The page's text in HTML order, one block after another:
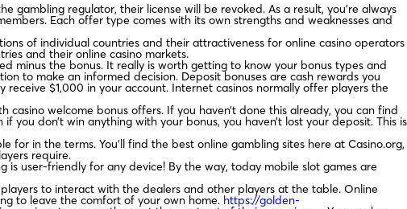
gambling regulator, their license will be revoked. As a result, you’re always
Each offer type comes with its own strengths and weaknesses and
of individual countries and their attractiveness for online casino operators
and their online casino markets.
minus the bonus. It really is worth getting to know your bonus types and
to make an informed decision. Deposit bonuses are cash rewards you
$1,000 in your account. Internet casinos normally offer players the
casino welcome bonus offers. If you haven’t done this already, you can find
you don’t win anything with your bonus, you haven’t lost your deposit. This is
for in the terms. You’ll find the best online gambling sites here at Casino.org,
require.
user-friendly for any device! By the way, today mobile slot games are
to interact with the dealers and other players at the table. Online
to leave the comfort of your own home. https://golden-